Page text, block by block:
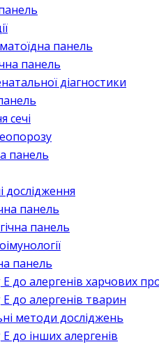
панель
панель
діагностики
сечі
панель
дослідження
панель
панель
панель
до алергенів харчових
до алергенів тварин
методи досліджень
до інших алергенів